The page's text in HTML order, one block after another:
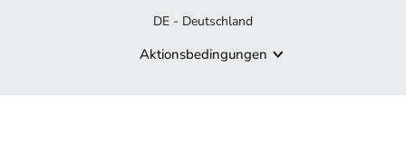
DE - Deutschland
Aktionsbedingungen